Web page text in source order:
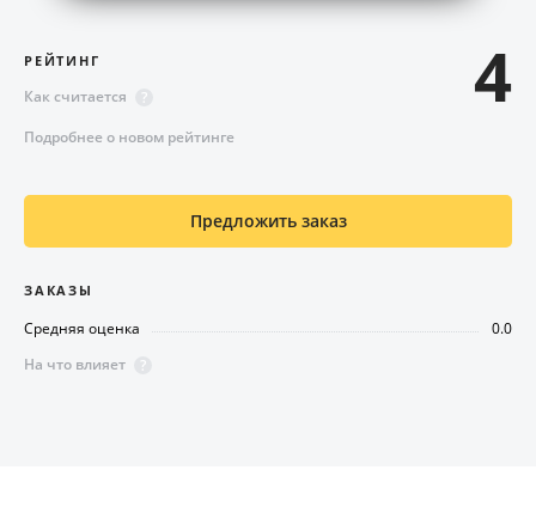
4
РЕЙТИНГ
Как считается
?
Подробнее о новом рейтинге
Предложить заказ
ЗАКАЗЫ
Средняя оценка
0.0
На что влияет
?